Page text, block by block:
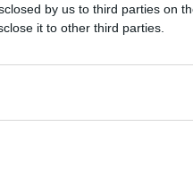
by us to third parties on
it to other third parties.